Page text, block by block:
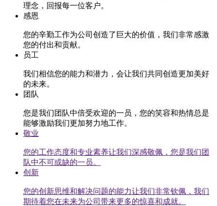
理念，回报每一位客户。
感恩
您的辛勤工作为公司创造了巨大的价值，我们非常感激
您的付出和贡献。
员工
我们相信您的能力和潜力，会让我们共同创造更加美好
的未来。
团队
您是我们团队中倍受欢迎的一员，您的笑容和热情总是
能够激励我们更加努力地工作。
敬业
您的工作态度和专业素养让我们深感敬佩，您是我们团
队中不可或缺的一员。
创新
您的创新思维和解决问题的能力让我们非常钦佩，我们
期待着您在未来为公司带来更多的惊喜和成就。